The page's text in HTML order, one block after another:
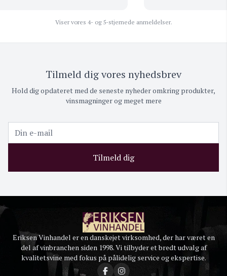
Viser vores 4- og 5-stjernede anmeldelser.
Tilmeld dig vores nyhedsbrev
Hold dig opdateret med de seneste nyheder omkring produkter,
vinsmagninger og meget mere
Tilmeld dig
Eriksen Vinhandel er en danskejet virksomhed, der har været en
del af vinbranchen siden 1998. Vi tilbyder et bredt udvalg af
kvalitetsvine med fokus på pålidelig service og ekspertise.